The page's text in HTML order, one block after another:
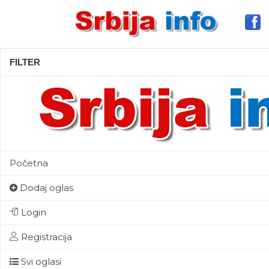
FILTER
Početna
Dodaj oglas
Login
Registracija
Svi oglasi